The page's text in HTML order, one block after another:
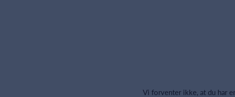
Vi forventer ikke, at du har